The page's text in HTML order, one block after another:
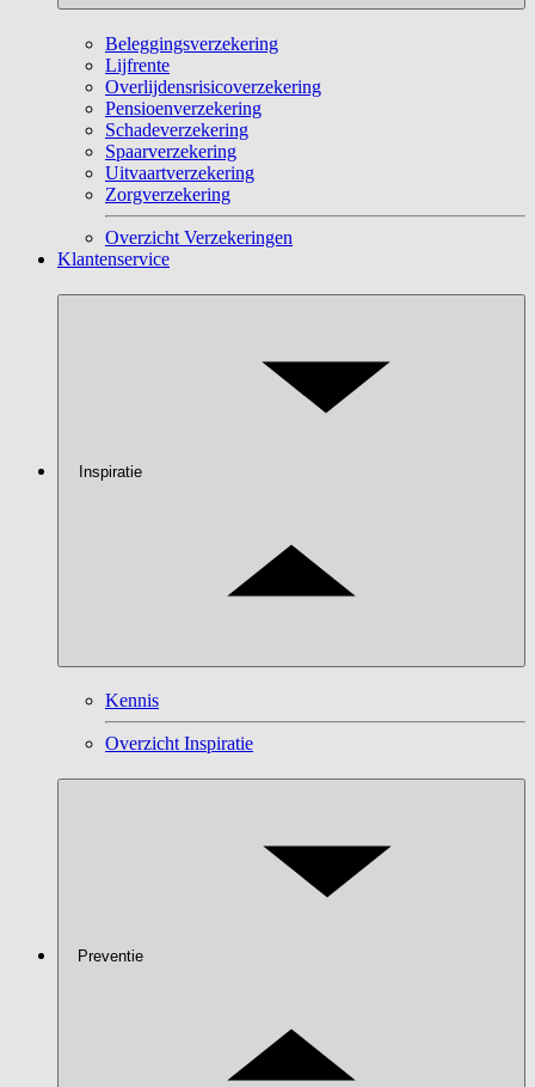
Beleggingsverzekering
Lijfrente
Overlijdensrisicoverzekering
Pensioenverzekering
Schadeverzekering
Spaarverzekering
Uitvaartverzekering
Zorgverzekering
Overzicht Verzekeringen
Klantenservice
Inspiratie
Kennis
Overzicht Inspiratie
Preventie